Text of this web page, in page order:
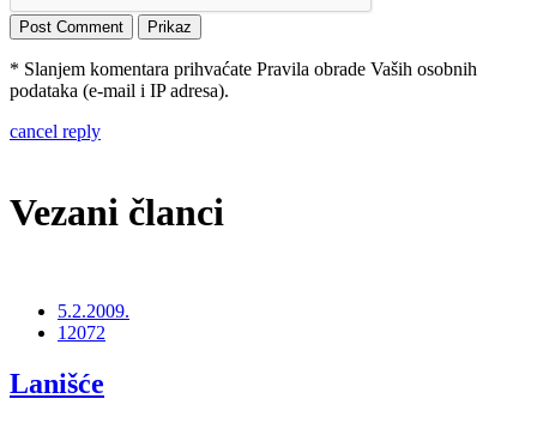
* Slanjem komentara prihvaćate Pravila obrade Vaših osobnih
podataka (e-mail i IP adresa).
cancel reply
Vezani članci
5.2.2009.
12072
Lanišće